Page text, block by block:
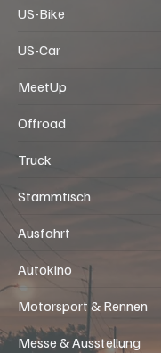
US-Bike
US-Car
MeetUp
Offroad
Truck
Stammtisch
Ausfahrt
Autokino
Motorsport & Rennen
Messe & Ausstellung